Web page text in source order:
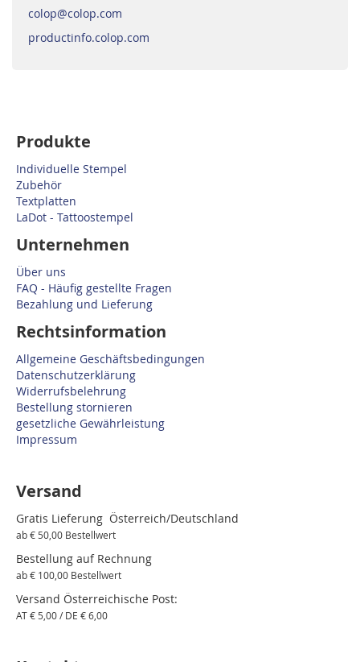
colop@colop.com
productinfo.colop.com
Produkte
Individuelle Stempel
Zubehör
Textplatten
LaDot - Tattoostempel
Unternehmen
Über uns
FAQ - Häufig gestellte Fragen
Bezahlung und Lieferung
Rechtsinformation
Allgemeine Geschäftsbedingungen
Datenschutzerklärung
Widerrufsbelehrung
Bestellung stornieren
gesetzliche Gewährleistung
Impressum
Versand
Gratis Lieferung Österreich/Deutschland
ab € 50,00 Bestellwert
Bestellung auf Rechnung
ab € 100,00 Bestellwert
Versand Österreichische Post:
AT € 5,00 / DE € 6,00